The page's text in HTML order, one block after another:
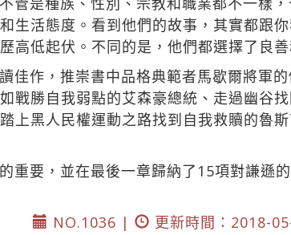
生活態度。看到他們的故事，其實都跟
高低起伏。不同的是，他們都選擇了良
佳作，推崇書中品格典範者馬歇爾將軍
戰勝自我弱點的艾森豪總統、走過幽谷
上黑人民權運動之路找到自我救贖的魯
重要，並在最後一章歸納了15項對謙遜
NO.1036 |
更新時間：2018-